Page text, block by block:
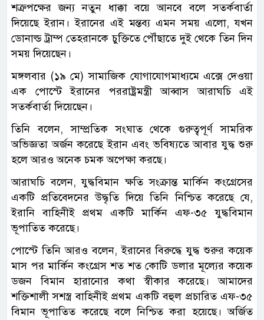
শত্রুপক্ষের জন্য নতুন ধাক্কা বয়ে আনবে বলে সতর্কবার্তা
দিয়েছে ইরান। ইরানের এই মন্তব্য এমন সময় এলো, যখন
ডোনাল্ড ট্রাম্প তেহরানকে চুক্তিতে পৌঁছাতে দুই থেকে তিন দিন
সময় দিয়েছেন।
মঙ্গলবার (১৯ মে) সামাজিক যোগাযোগমাধ্যমে এক্সে দেওয়া
এক পোস্টে ইরানের পররাষ্ট্রমন্ত্রী আব্বাস আরাঘচি এই
সতর্কবার্তা দিয়েছেন।
তিনি বলেন, সাম্প্রতিক সংঘাত থেকে গুরুত্বপূর্ণ সামরিক
অভিজ্ঞতা অর্জন করেছে ইরান এবং ভবিষ্যতে আবার যুদ্ধ শুরু
হলে আরও অনেক চমক অপেক্ষা করছে।
আরাঘচি বলেন, যুদ্ধবিমান ক্ষতি সংক্রান্ত মার্কিন কংগ্রেসের
একটি প্রতিবেদনের উদ্ধৃতি দিয়ে তিনি নিশ্চিত করেছে যে,
ইরানি বাহিনীই প্রথম একটি মার্কিন এফ-৩৫ যুদ্ধবিমান
ভূপাতিত করেছে।
পোস্টে তিনি আরও বলেন, ইরানের বিরুদ্ধে যুদ্ধ শুরুর কয়েক
মাস পর মার্কিন কংগ্রেস শত শত কোটি ডলার মূল্যের কয়েক
ডজন বিমান হারানোর কথা স্বীকার করেছে। আমাদের
শক্তিশালী সশস্ত্র বাহিনীই প্রথম একটি বহুল প্রচারিত এফ-৩৫
বিমান ভূপাতিত করেছে বলে নিশ্চিত করা হয়েছে। অর্জিত